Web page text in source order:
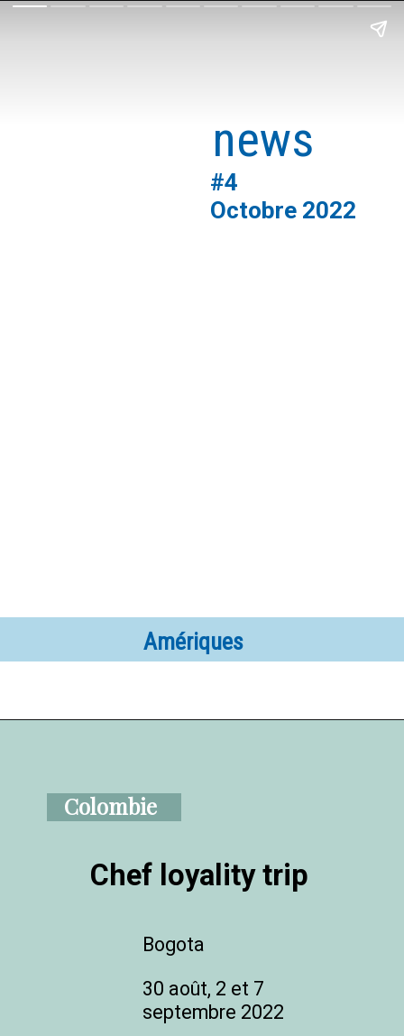
export
#4
Octobre 2022
news
Amériques
Chef loyality trip
30 août, 2 et 7
septembre 2022
Bogota
Colombie